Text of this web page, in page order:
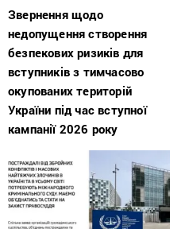
Звернення щодо
недопущення створення
безпекових ризиків для
вступників з тимчасово
окупованих територій
України під час вступної
кампанії 2026 року